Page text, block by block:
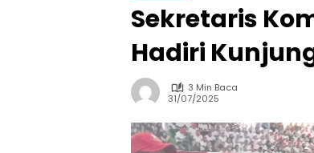
Sekretaris
Hadiri
3 Min Baca
31/07/2025